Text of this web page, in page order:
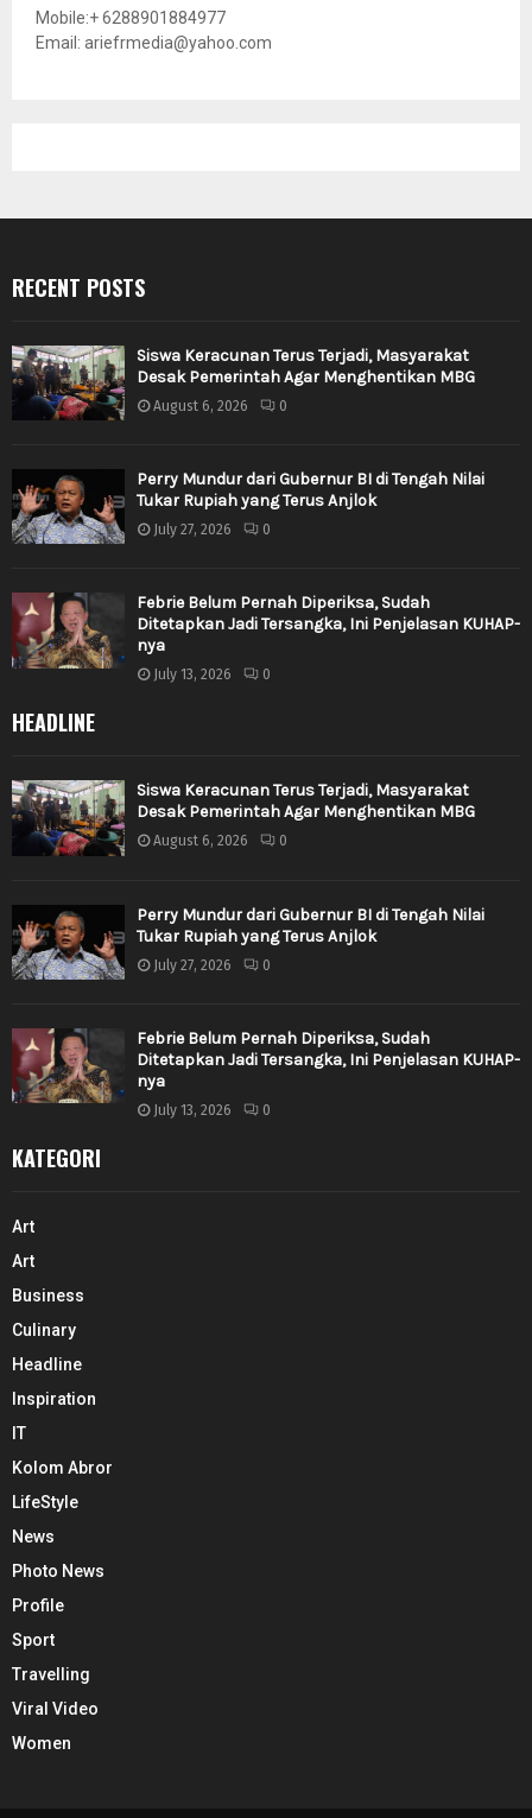
Mobile:+ 6288901884977
Email: ariefrmedia@yahoo.com
RECENT POSTS
Siswa Keracunan Terus Terjadi, Masyarakat
Desak Pemerintah Agar Menghentikan MBG
August 6, 2026 0
Perry Mundur dari Gubernur BI di Tengah Nilai
Tukar Rupiah yang Terus Anjlok
July 27, 2026 0
Febrie Belum Pernah Diperiksa, Sudah
Ditetapkan Jadi Tersangka, Ini Penjelasan KUHAP-
nya
July 13, 2026 0
HEADLINE
Siswa Keracunan Terus Terjadi, Masyarakat
Desak Pemerintah Agar Menghentikan MBG
August 6, 2026 0
Perry Mundur dari Gubernur BI di Tengah Nilai
Tukar Rupiah yang Terus Anjlok
July 27, 2026 0
Febrie Belum Pernah Diperiksa, Sudah
Ditetapkan Jadi Tersangka, Ini Penjelasan KUHAP-
nya
July 13, 2026 0
KATEGORI
Art
Art
Business
Culinary
Headline
Inspiration
IT
Kolom Abror
LifeStyle
News
Photo News
Profile
Sport
Travelling
Viral Video
Women